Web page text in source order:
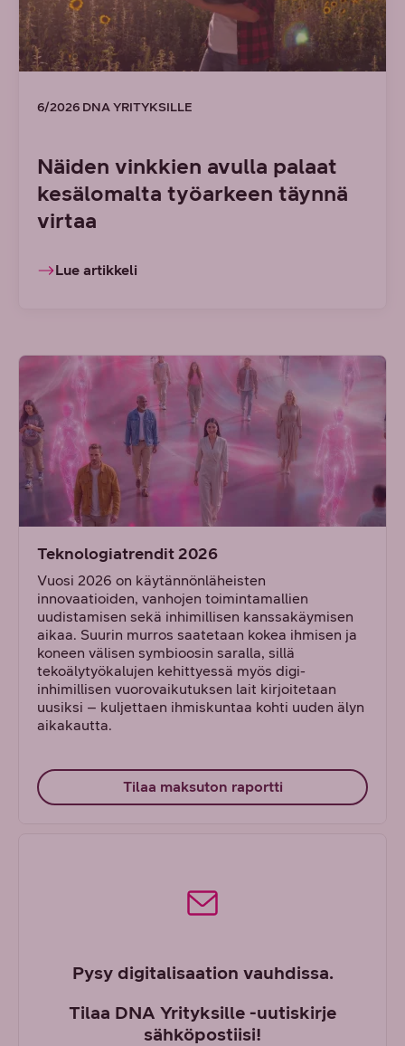
6/2026 DNA YRITYKSILLE
Näiden vinkkien avulla palaat
kesälomalta työarkeen täynnä
virtaa
Lue artikkeli
Teknologiatrendit 2026
Vuosi 2026 on käytännönläheisten
innovaatioiden, vanhojen toimintamallien
uudistamisen sekä inhimillisen kanssakäymisen
aikaa. Suurin murros saatetaan kokea ihmisen ja
koneen välisen symbioosin saralla, sillä
tekoälytyökalujen kehittyessä myös digi-
inhimillisen vuorovaikutuksen lait kirjoitetaan
uusiksi – kuljettaen ihmiskuntaa kohti uuden älyn
aikakautta.
Tilaa maksuton raportti
Pysy digitalisaation vauhdissa.
Tilaa DNA Yrityksille -uutiskirje
sähköpostiisi!